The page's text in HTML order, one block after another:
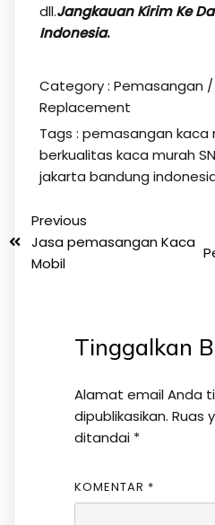
dll.Jangkauan Kirim Ke
Indonesia.
Category : Pemasangan /
Replacement
Tags : pemasangan kaca
berkualitas kaca murah
jakarta bandung
Previous
Jasa pemasangan Kaca
Mobil
Tinggalkan
Alamat email Anda
dipublikasikan. Ruas
ditandai *
KOMENTAR *